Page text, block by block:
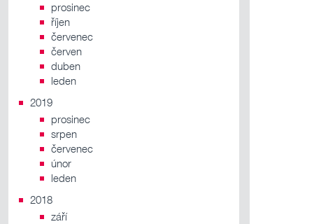
prosinec
říjen
červenec
červen
duben
leden
2019
prosinec
srpen
červenec
únor
leden
2018
září